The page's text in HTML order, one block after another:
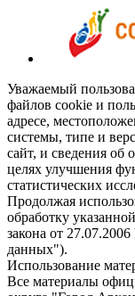
Уважаемый
файлов cookie и
адресе,
системы, типе и
сайт, и сведения об
целях улучшения
статистических
Продолжая
обработку
закона от
данных").
Использование
Все материалы